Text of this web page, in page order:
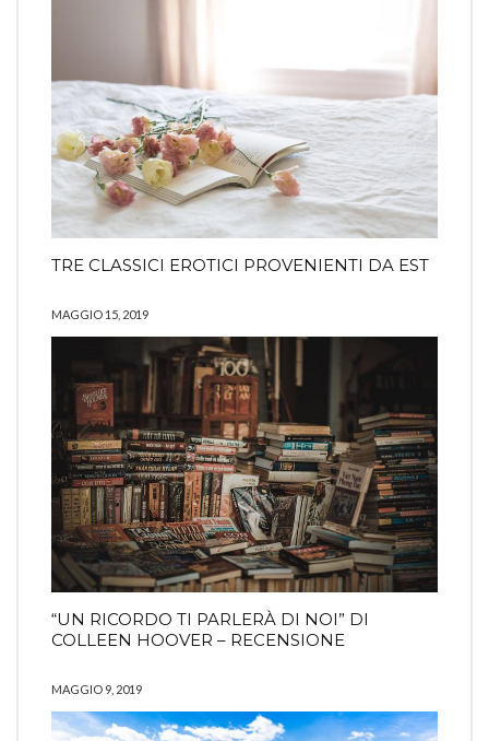
TRE CLASSICI EROTICI PROVENIENTI DA EST
MAGGIO 15, 2019
“UN RICORDO TI PARLERÀ DI NOI” DI
COLLEEN HOOVER – RECENSIONE
MAGGIO 9, 2019